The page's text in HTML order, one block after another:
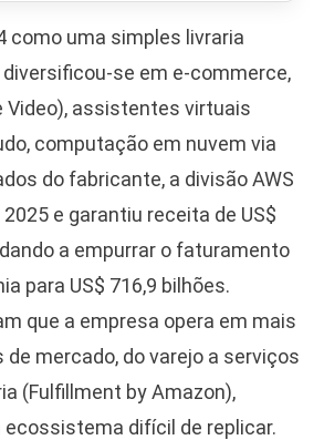
como uma simples livraria
diversificou-se em e-commerce,
Video), assistentes virtuais
computação em nuvem via
do fabricante, a divisão AWS
e garantiu receita de US$
a empurrar o faturamento
para US$ 716,9 bilhões.
que a empresa opera em mais
mercado, do varejo a serviços
(Fulfillment by Amazon),
ecossistema difícil de replicar.